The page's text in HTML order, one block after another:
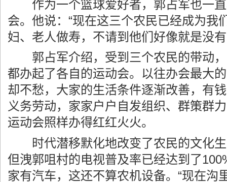
作为一个篮球爱好者，郭占军也一直
会。他说：“现在这三个农民已经成为我
妇、老人做寿，不请到他们好像就是没
郭占军介绍，受到三个农民的带动，
都办起了各自的运动会。以往办会最大
却不愁，大家的生活条件逐渐改善，有
义务劳动，家家户户自发组织、群策群
运动会照样办得红红火火。
时代潜移默化地改变了农民的文化生
但洩郭咀村的电视普及率已经达到了
家有汽车，这还不算农机设备。“现在沟